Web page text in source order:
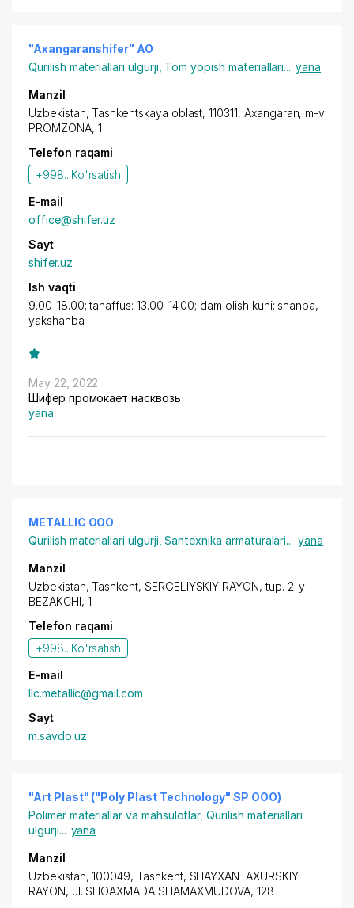
"Axangaranshifer" AO
Qurilish materiallari ulgurji Tom yopish materiallari... yana
Manzil
Uzbekistan, Tashkentskaya oblast, 110311, Axangaran, m-v
PROMZONA, 1
Telefon raqami
+998...Ko'rsatish
E-mail
office@shifer.uz
Sayt
shifer.uz
Ish vaqti
9.00-18.00; tanaffus: 13.00-14.00; dam olish kuni: shanba,
yakshanba
May 22, 2022
Шифер промокает насквозь
yana
METALLIC OOO
Qurilish materiallari ulgurji ,Santexnika armaturalari... yana
Manzil
Uzbekistan, Tashkent, SERGELIYSKIY RAYON,tup. 2-y
BEZAKCHI, 1
Telefon raqami
+998...Ko'rsatish
E-mail
llc.metallic@gmail.com
Sayt
m.savdo.uz
"Art Plast" ("Poly Plast Technology" SP OOO)
Polimer materiallar va mahsulotlar,Qurilish materiallari
ulgurji... yana
Manzil
Uzbekistan, 100049, Tashkent, SHAYXANTAXURSKIY
RAYON, ul. SHOAXMADA SHAMAXMUDOVA, 128